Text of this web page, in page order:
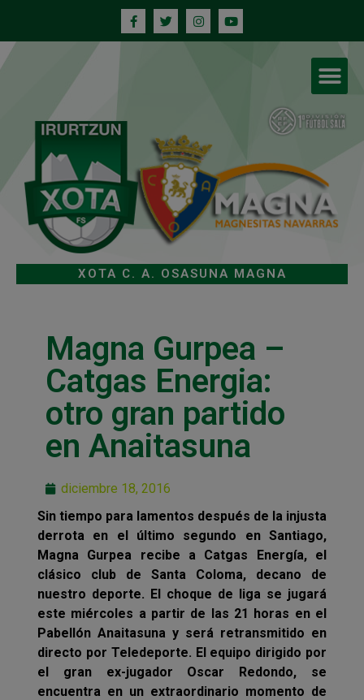
XOTA C. A. OSASUNA MAGNA
Magna Gurpea –
Catgas Energia:
otro gran partido
en Anaitasuna
diciembre 18, 2016
Sin tiempo para lamentos después de la injusta
derrota en el último segundo en Santiago,
Magna Gurpea recibe a Catgas Energía, el
clásico club de Santa Coloma, decano de
nuestro deporte. El choque de liga se jugará
este miércoles a partir de las 21 horas en el
Pabellón Anaitasuna y será retransmitido en
directo por Teledeporte. El equipo dirigido por
el gran ex-jugador Oscar Redondo, se
encuentra en un extraordinario momento de